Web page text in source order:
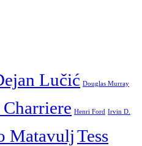
Lučić Douglas Murray
Henri Ford Irvin D.
MatavuljTess